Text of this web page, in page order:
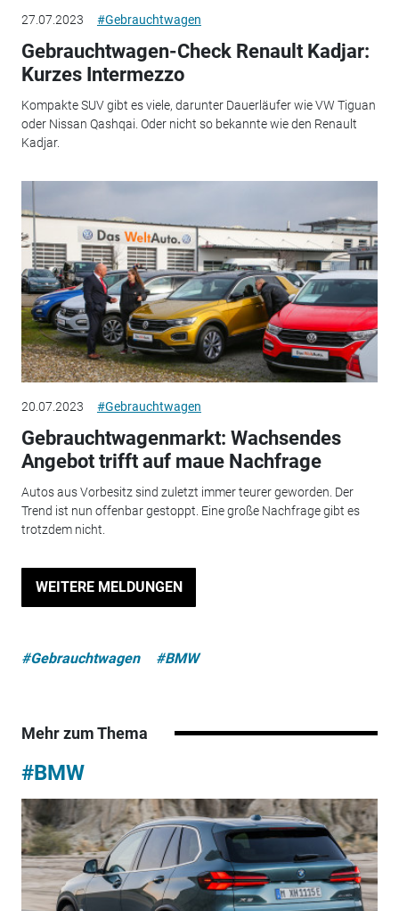
27.07.2023 #Gebrauchtwagen
Gebrauchtwagen-Check Renault Kadjar:
Kurzes Intermezzo
Kompakte SUV gibt es viele, darunter Dauerläufer wie VW Tiguan
oder Nissan Qashqai. Oder nicht so bekannte wie den Renault
Kadjar.
20.07.2023 #Gebrauchtwagen
Gebrauchtwagenmarkt: Wachsendes
Angebot trifft auf maue Nachfrage
Autos aus Vorbesitz sind zuletzt immer teurer geworden. Der
Trend ist nun offenbar gestoppt. Eine große Nachfrage gibt es
trotzdem nicht.
WEITERE MELDUNGEN
#Gebrauchtwagen #BMW
Mehr zum Thema
#BMW